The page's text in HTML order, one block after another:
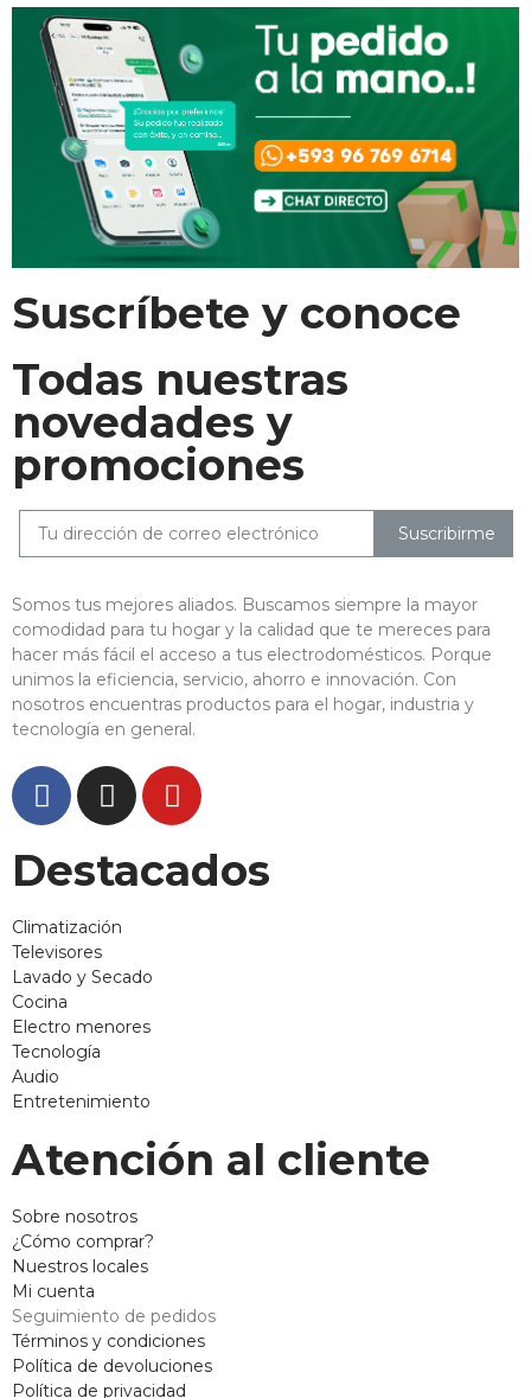
Suscríbete y conoce
Todas nuestras
novedades y
promociones
Suscribirme
Somos tus mejores aliados. Buscamos siempre la mayor
comodidad para tu hogar y la calidad que te mereces para
hacer más fácil el acceso a tus electrodomésticos. Porque
unimos la eficiencia, servicio, ahorro e innovación. Con
nosotros encuentras productos para el hogar, industria y
tecnología en general.
Destacados
Climatización
Televisores
Lavado y Secado
Cocina
Electro menores
Tecnología
Audio
Entretenimiento
Atención al cliente
Sobre nosotros
¿Cómo comprar?
Nuestros locales
Mi cuenta
Seguimiento de pedidos
Términos y condiciones
Política de devoluciones
Política de privacidad